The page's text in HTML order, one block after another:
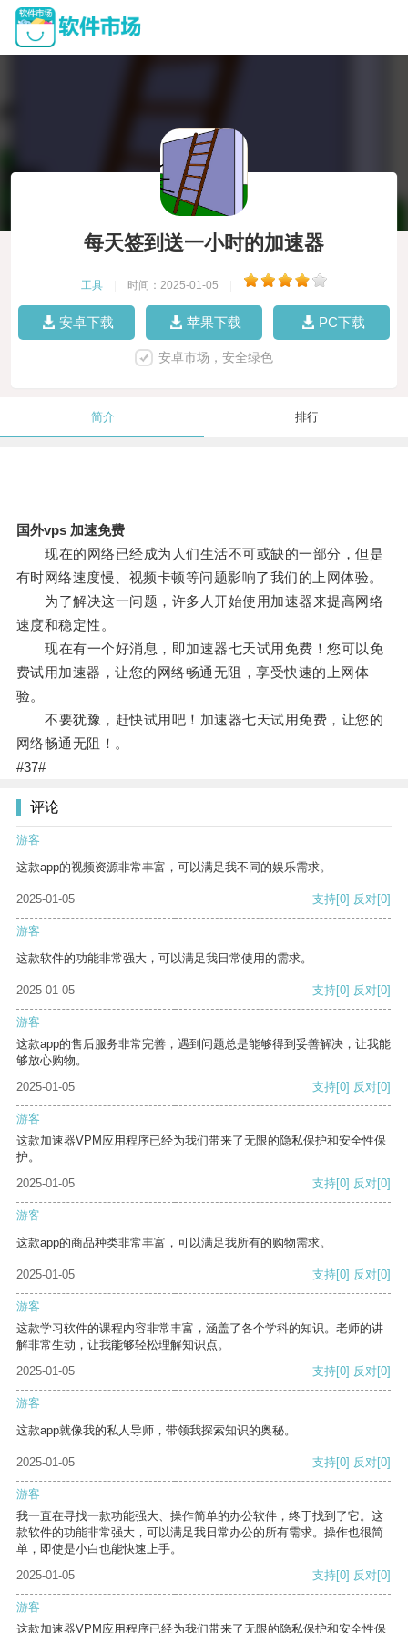
每天签到送一小时的加速器
工具 时间：2025-01-05
安卓下载 苹果下载 PC下载
安卓市场，安全绿色
简介 排行
国外vps 加速免费
现在的网络已经成为人们生活不可或缺的一部分，但是
有时网络速度慢、视频卡顿等问题影响了我们的上网体验。
为了解决这一问题，许多人开始使用加速器来提高网络
速度和稳定性。
现在有一个好消息，即加速器七天试用免费！您可以免
费试用加速器，让您的网络畅通无阻，享受快速的上网体
验。
不要犹豫，赶快试用吧！加速器七天试用免费，让您的
网络畅通无阻！。
#37#
评论
游客
这款app的视频资源非常丰富，可以满足我不同的娱乐需求。
2025-01-05 支持[0] 反对[0]
游客
这款软件的功能非常强大，可以满足我日常使用的需求。
2025-01-05 支持[0] 反对[0]
游客
这款app的售后服务非常完善，遇到问题总是能够得到妥善解决，让我能
够放心购物。
2025-01-05
支持[0] 反对[0]
游客
这款加速器VPM应用程序已经为我们带来了无限的隐私保护和安全性保
护。
2025-01-05
支持[0] 反对[0]
游客
这款app的商品种类非常丰富，可以满足我所有的购物需求。
2025-01-05 支持[0] 反对[0]
游客
这款学习软件的课程内容非常丰富，涵盖了各个学科的知识。老师的讲
解非常生动，让我能够轻松理解知识点。
2025-01-05
支持[0] 反对[0]
游客
这款app就像我的私人导师，带领我探索知识的奥秘。
2025-01-05 支持[0] 反对[0]
游客
我一直在寻找一款功能强大、操作简单的办公软件，终于找到了它。这
款软件的功能非常强大，可以满足我日常办公的所有需求。操作也很简
单，即使是小白也能快速上手。
2025-01-05
支持[0] 反对[0]
游客
这款加速器VPM应用程序已经为我们带来了无限的隐私保护和安全性保